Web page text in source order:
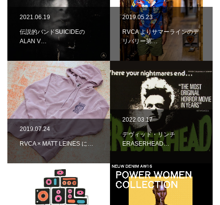
2021.06.19
伝説的バンドSUICIDEの
ALAN V…
2019.05.23
RVCA よりサマーラインのデ
リバリー第…
2019.07.24
RVCA × MATT LEINES に…
2022.03.17
デヴィッド・リンチ
ERASERHEAD…